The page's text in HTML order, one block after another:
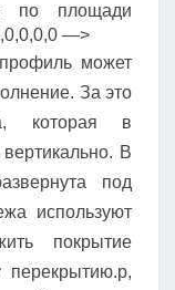
по площади
—>
может
За это
которая в
В
под
используют
покрытие
перекрытию.p,